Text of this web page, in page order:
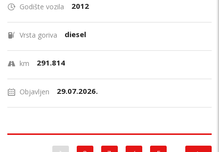
Godište vozila 2012
Vrsta goriva diesel
km 291.814
Objavljen 29.07.2026.